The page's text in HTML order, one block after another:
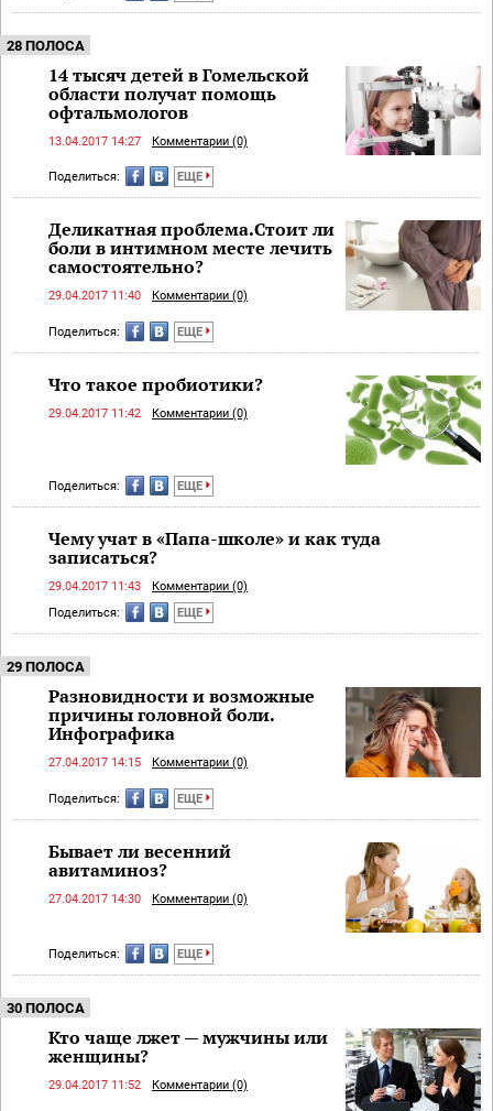
28 ПОЛОСА
14 тысяч детей в Гомельской
области получат помощь
офтальмологов
13.04.2017 14:27 Комментарии (0)
Поделиться: ЕЩЕ
Деликатная проблема.Стоит ли
боли в интимном месте лечить
самостоятельно?
29.04.2017 11:40 Комментарии (0)
Поделиться: ЕЩЕ
Что такое пробиотики?
29.04.2017 11:42 Комментарии (0)
Поделиться: ЕЩЕ
Чему учат в «Папа-школе» и как туда
записаться?
29.04.2017 11:43
Комментарии (0)
Поделиться:
ЕЩЕ
29 ПОЛОСА
Разновидности и возможные
причины головной боли.
Инфографика
27.04.2017 14:15 Комментарии (0)
Поделиться: ЕЩЕ
Бывает ли весенний
авитаминоз?
27.04.2017 14:30 Комментарии (0)
Поделиться: ЕЩЕ
30 ПОЛОСА
Кто чаще лжет — мужчины или
женщины?
29.04.2017 11:52 Комментарии (0)